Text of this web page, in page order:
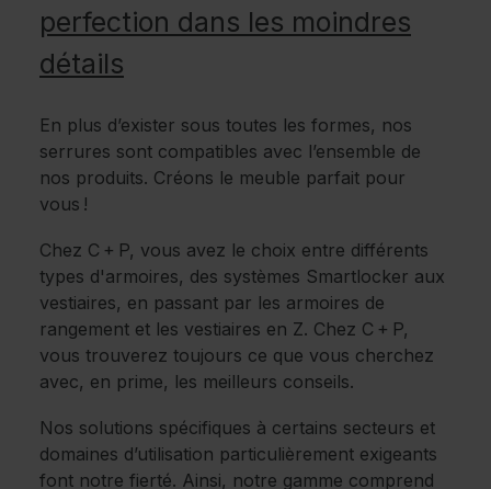
perfection dans les moindres
détails
En plus d’exister sous toutes les formes, nos
serrures sont compatibles avec l’ensemble de
nos produits. Créons le meuble parfait pour
vous !
Chez C + P, vous avez le choix entre différents
types d'armoires, des systèmes Smartlocker aux
vestiaires, en passant par les armoires de
rangement et les vestiaires en Z. Chez C + P,
vous trouverez toujours ce que vous cherchez
avec, en prime, les meilleurs conseils.
Nos solutions spécifiques à certains secteurs et
domaines d’utilisation particulièrement exigeants
font notre fierté. Ainsi, notre gamme comprend